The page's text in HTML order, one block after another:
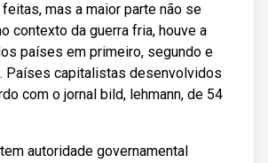
mas a maior parte não se
contexto da guerra fria, houve a
países em primeiro, segundo e
Países capitalistas desenvolvidos
com o jornal bild, lehmann, de 54
autoridade governamental